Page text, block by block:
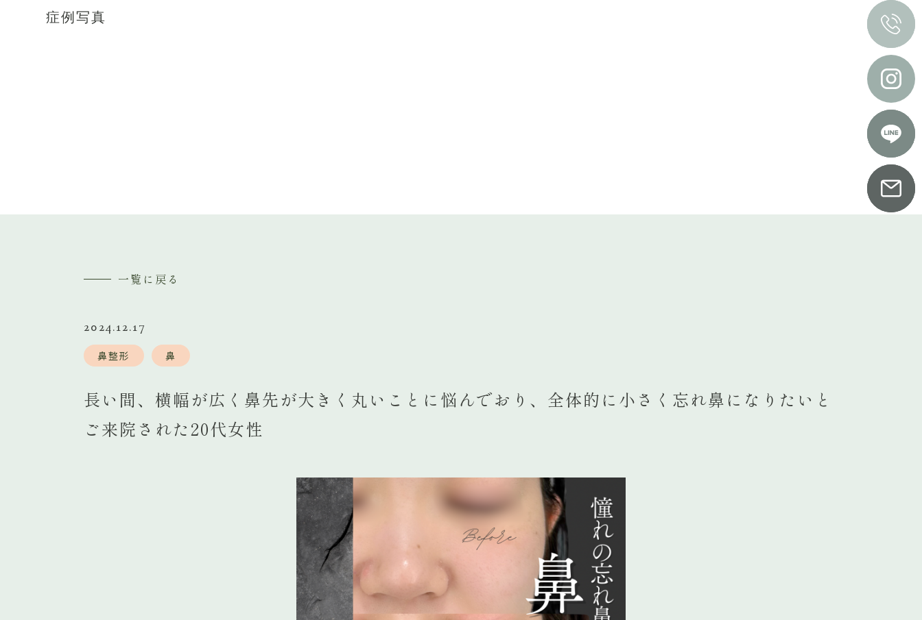
症例写真
一覧に戻る
2024.12.17
鼻整形 鼻
長い間、横幅が広く鼻先が大きく丸いことに悩んでおり、全体的に小さく忘れ鼻になりたいと
ご来院された20代女性